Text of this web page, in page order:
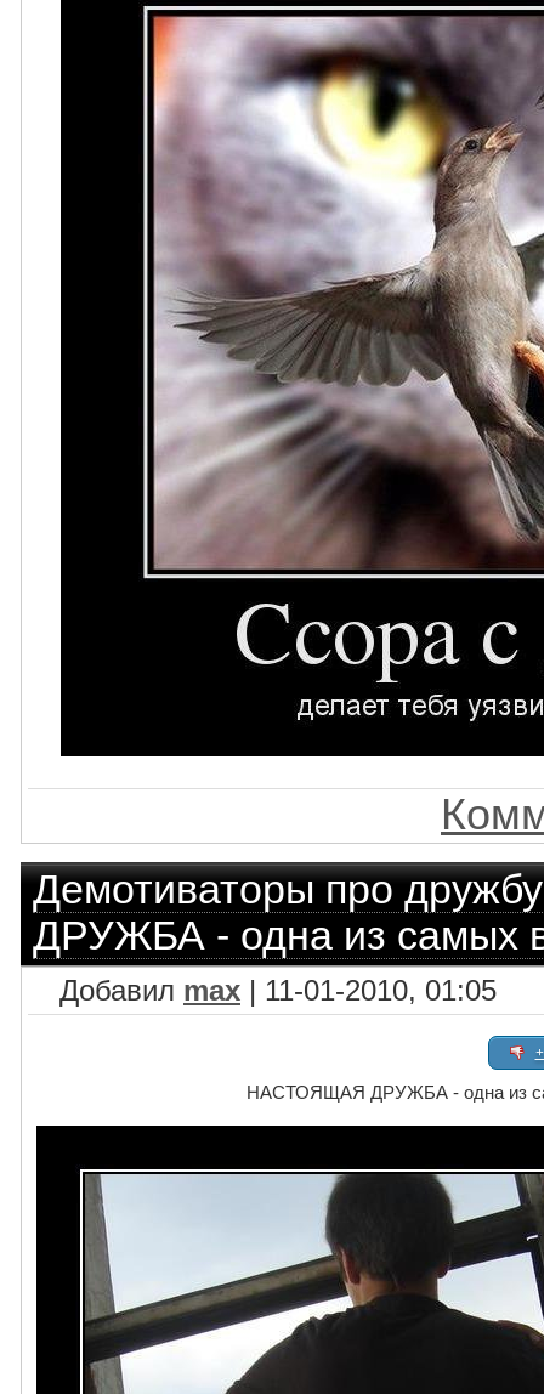
Демотиваторы про дружбу
ДРУЖБА - одна из самых
Добавил max | 11-01-2010, 01:05
НАСТОЯЩАЯ ДРУЖБА - одна из